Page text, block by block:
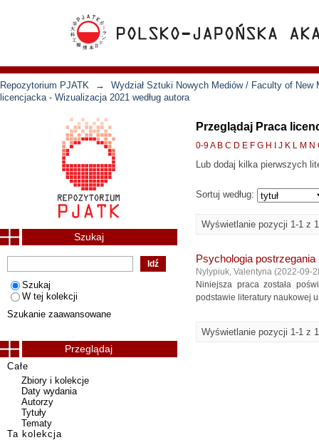
Repozytorium PJATK →
Wydział Sztuki Nowych Mediów / Faculty of New
licencjacka - Wizualizacja 2021 według autora
Przeglądaj Praca
0-9A B C D E F G H J K L M N
Lub dodaj kilka pierwszych
Sortuj według:
Wyświetlanie pozycji 1-1 z 1
Psychologia
Nylypiuk, Valentyna (2022-09-
Niniejsza praca została
podstawie literatury naukowej
Wyświetlanie pozycji 1-1 z 1
Szukaj
Szukaj
W tej kolekcji
Szukanie zaawansowane
Przeglądaj
Całe
Zbiory i kolekcje
Daty wydania
Autorzy
Tytuły
Tematy
Ta kolekcja